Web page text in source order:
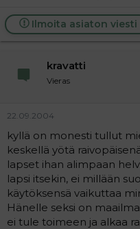
Ilmoita asiaton viesti
kravatti
Vieras
22.09.2004
kyllä on monesti tullut
keskellä yötä
lapset ihan alimpaan
lapsi itsekin, ei millään
käytöksensä vaikuttaa
Hänelle seksi on
ei tule toimeen ja alkaa